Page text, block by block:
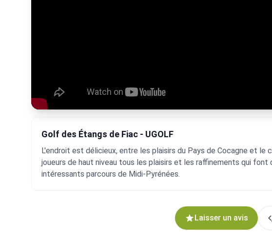
Golf des Étangs de Fiac - UGOLF
L'endroit est délicieux, entre les plaisirs du Pays de Cocagne et
joueurs de haut niveau tous les plaisirs et les raffinements qui
intéressants parcours de Midi-Pyrénées.
Laisser un avis